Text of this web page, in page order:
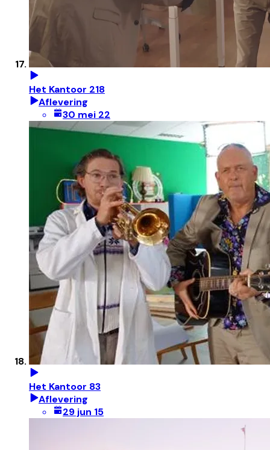
Het Kantoor 218
Aflevering
30 mei 22
Het Kantoor 83
Aflevering
29 jun 15